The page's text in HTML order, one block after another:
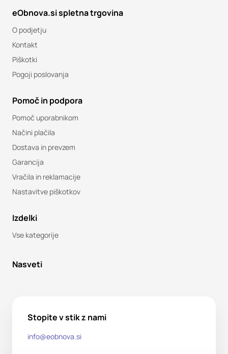
eObnova.si spletna trgovina
O podjetju
Kontakt
Piškotki
Pogoji poslovanja
Pomoč in podpora
Pomoč uporabnikom
Načini plačila
Dostava in prevzem
Garancija
Vračila in reklamacije
Nastavitve piškotkov
Izdelki
Vse kategorije
Nasveti
Stopite v stik z nami
info@eobnova.si